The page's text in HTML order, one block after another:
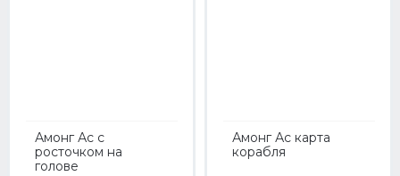
Амонг Ас с
росточком на
голове
Амонг Ас карта
корабля